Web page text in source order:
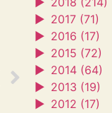
► 2017 (71)
► 2016 (17)
► 2015 (72)
► 2014 (64)
► 2013 (19)
► 2012 (17)